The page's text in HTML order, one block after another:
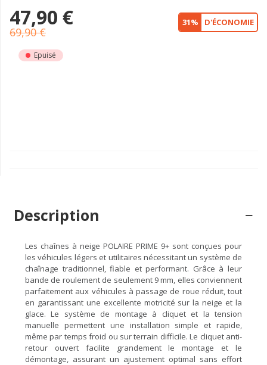
47,90 €
69,90 €
31% D'ÉCONOMIE
Epuisé
Description
Les chaînes à neige POLAIRE PRIME 9+ sont conçues pour
les véhicules légers et utilitaires nécessitant un système de
chaînage traditionnel, fiable et performant. Grâce à leur
bande de roulement de seulement 9 mm, elles conviennent
parfaitement aux véhicules à passage de roue réduit, tout
en garantissant une excellente motricité sur la neige et la
glace. Le système de montage à cliquet et la tension
manuelle permettent une installation simple et rapide,
même par temps froid ou sur terrain difficile. Le cliquet anti-
retour ouvert facilite grandement le montage et le
démontage, assurant un ajustement optimal sans effort